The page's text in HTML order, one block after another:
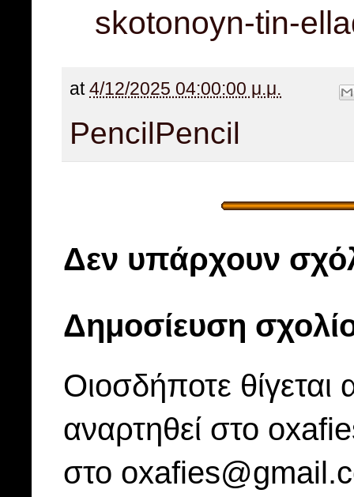
skotonoyn-tin-
at 4/12/2025 04:00:00 μ.μ.
PencilPencil
Δεν υπάρχουν
Δημοσίευση
Οιοσδήποτε
αναρτηθεί στο
στο